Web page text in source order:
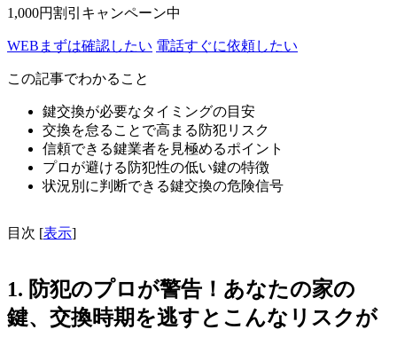
1,000円割引キャンペーン中
WEB まずは確認したい 電話すぐに依頼したい
この記事でわかること
鍵交換が必要なタイミングの目安
交換を怠ることで高まる防犯リスク
信頼できる鍵業者を見極めるポイント
プロが避ける防犯性の低い鍵の特徴
状況別に判断できる鍵交換の危険信号
目次 [表示]
1. 防犯のプロが警告！あなたの家の
鍵、交換時期を逃すとこんなリスクが